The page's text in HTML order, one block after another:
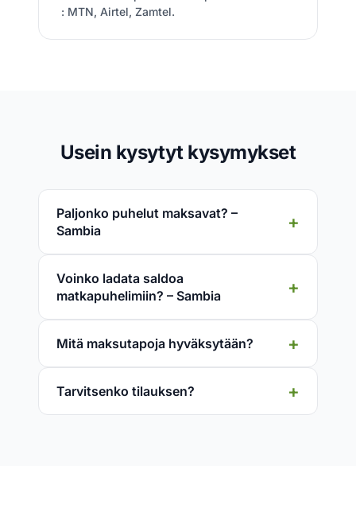
: MTN, Airtel, Zamtel.
Usein kysytyt kysymykset
Paljonko puhelut maksavat? –
Sambia
Voinko ladata saldoa
matkapuhelimiin? – Sambia
Mitä maksutapoja hyväksytään?
Tarvitsenko tilauksen?